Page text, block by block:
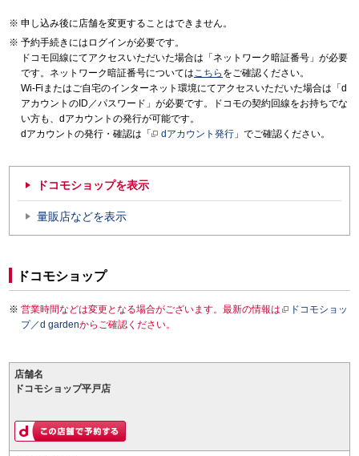
申し込み後に店舗を変更することはできません。
予約手続きにはログインが必要です。
ドコモ回線にてアクセスいただいた場合は「ネットワーク暗証番号」が必要
です。ネットワーク暗証番号についてはこちら をご確認ください。
Wi-Fiまたはご自宅のインターネット環境にてアクセスいただいた場合は「d
アカウントのID／パスワード」が必要です。ドコモの契約回線をお持ちでな
い方も、dアカウントの発行が可能です。
dアカウントの発行・確認は「
dアカウント発行 」でご確認ください。
ドコモショップを表示
量販店などを表示
ドコモショップ
営業時間などは変更となる場合がございます。最新の情報は
ドコモショッ
プ／d gardenからご確認ください。
店舗名
ドコモショップ平戸店